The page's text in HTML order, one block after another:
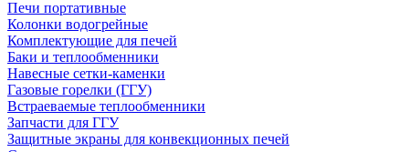
Печи портативные
Колонки водогрейные
Комплектующие для печей
Баки и теплообменники
Навесные сетки-каменки
Газовые горелки (ГГУ)
Встраеваемые теплообменники
Запчасти для ГГУ
Защитные экраны для конвекционных печей